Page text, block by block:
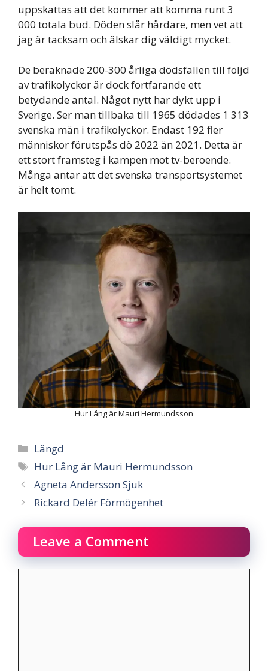
uppskattas att det kommer att komma runt 3
000 totala bud. Döden slår hårdare, men vet att
jag är tacksam och älskar dig väldigt mycket.
De beräknade 200-300 årliga dödsfallen till följd
av trafikolyckor är dock fortfarande ett
betydande antal. Något nytt har dykt upp i
Sverige. Ser man tillbaka till 1965 dödades 1 313
svenska män i trafikolyckor. Endast 192 fler
människor förutspås dö 2022 än 2021. Detta är
ett stort framsteg i kampen mot tv-beroende.
Många antar att det svenska transportsystemet
är helt tomt.
Hur Lång är Mauri Hermundsson
Categories
Längd
Tags
Hur Lång är Mauri Hermundsson
Agneta Andersson Sjuk
Rickard Delér Förmögenhet
Leave a Comment